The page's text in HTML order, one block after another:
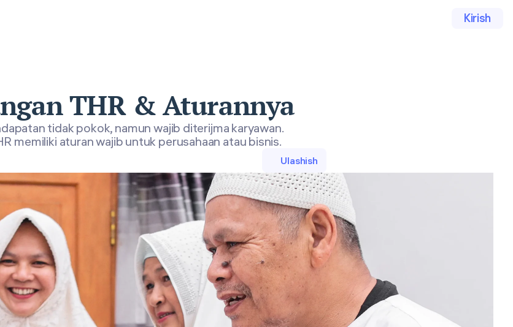
Kirish
THR & Aturannya
tidak pokok, namun wajib diterijma karyawan.
memiliki aturan wajib untuk perusahaan atau bisnis.
Ulashish